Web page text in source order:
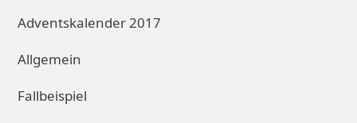
Adventskalender 2017
Allgemein
Fallbeispiel